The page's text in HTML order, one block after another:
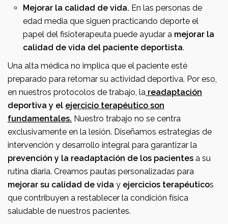
Mejorar la calidad de vida. En las personas de
edad media que siguen practicando deporte el
papel del fisioterapeuta puede ayudar a mejorar la
calidad de vida del paciente deportista.
Una alta médica no implica que el paciente esté
preparado para retomar su actividad deportiva. Por eso,
en nuestros protocolos de trabajo, la readaptación
deportiva y el ejercicio terapéutico son
fundamentales. Nuestro trabajo no se centra
exclusivamente en la lesión. Diseñamos estrategias de
intervención y desarrollo integral para garantizar la
prevención y la readaptación de los pacientes a su
rutina diaria. Creamos pautas personalizadas para
mejorar su calidad de vida y ejercicios terapéuticos
que contribuyen a restablecer la condición física
saludable de nuestros pacientes.